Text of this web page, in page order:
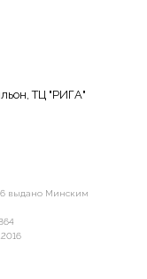
ТЦ "РИГА"
выдано Минским